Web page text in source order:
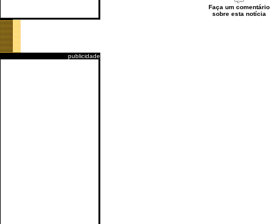
publicidade
Faça um comentário
sobre esta notícia